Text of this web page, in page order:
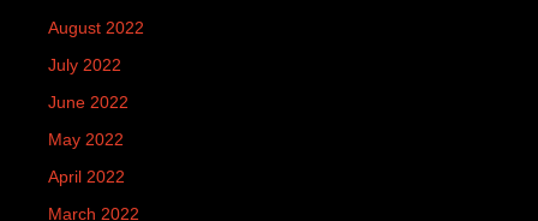
August 2022
July 2022
June 2022
May 2022
April 2022
March 2022